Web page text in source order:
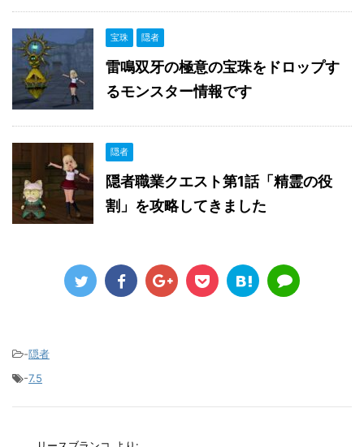
宝珠 隠者
雷鳴双牙の極意の宝珠をドロップす
るモンスター情報です
隠者
隠者職業クエスト第1話「精霊の役
割」を攻略してきました
-隠者
-7.5